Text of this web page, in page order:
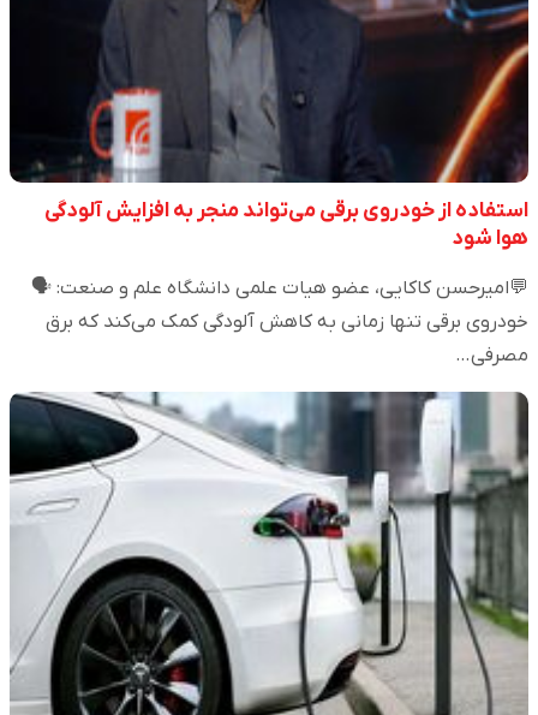
استفاده از خودروی برقی می‌تواند منجر به افزایش آلودگی
هوا شود
💬امیرحسن کاکایی، عضو هیات علمی دانشگاه علم و صنعت: 🗣️
خودروی برقی تنها زمانی به کاهش آلودگی کمک می‌کند که برق
مصرفی…